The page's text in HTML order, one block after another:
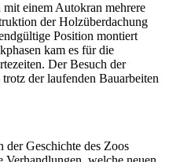
einem Autokran mehrere
der Holzüberdachung
Position montiert
kam es für die
Der Besuch der
der laufenden Bauarbeiten
Geschichte des Zoos